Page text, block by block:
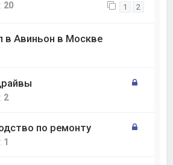
20 1 2
в Авиньон в Москве
2
по ремонту
1